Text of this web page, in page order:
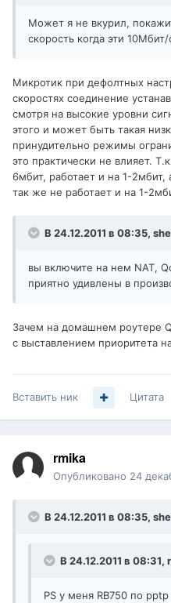
Может я не вкурил,
скорость когда эти
Микротик при дефолтных
скоростях соединение
смотря на высокие уровни
этого и может быть такая
принудительно режимы
это практически не влияет.
6мбит, работает и на 1-2мбит,
так же не работает и на 1-
В 24.12.2011 в 08:35,
вы включите на нем NAT,
приятно удивлены в
Зачем на домашнем роутере
с выставлением приоритета
Вставить ник Цитата
rmika
Опубликовано 24
В 24.12.2011 в 08:35,
В 24.12.2011 в 08:31,
PS у меня RB750 по